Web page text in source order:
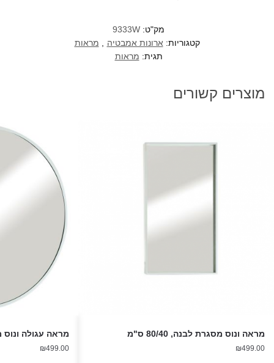
מק"ט: 9333W
קטגוריות: ארונות אמבטיה
מראות
תגית: מראות
מוצרים קשורים
מראה ונוס מסגרת לבנה, 80/40 ס"מ
₪499.00
מראה עגולה ונוס
₪499.00